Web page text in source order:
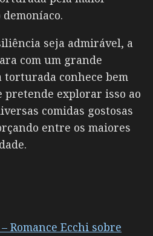
seja admirável, a
com um grande
torturada conhece bem
pretende explorar isso ao
comidas gostosas
entre os maiores
Romance Ecchi sobre